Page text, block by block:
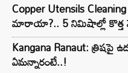
Copper Utensils
మారాయా?.. 5 నిమిషాల్లో కొత్త
Kangana Ranaut:
ఏమన్నారంటే..!